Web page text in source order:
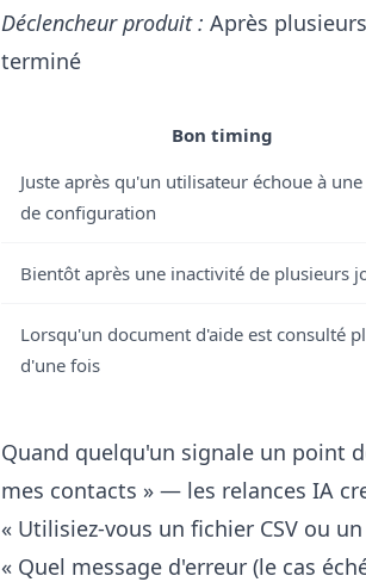
Déclencheur produit : Après
terminé
Bon timing
Juste après qu'un utilisateur échoue à
de configuration
Bientôt après une inactivité de plusieurs
Lorsqu'un document d'aide est consulté
d'une fois
Quand quelqu'un signale un point
mes contacts » — les relances IA
« Utilisiez-vous un fichier CSV ou
« Quel message d'erreur (le cas